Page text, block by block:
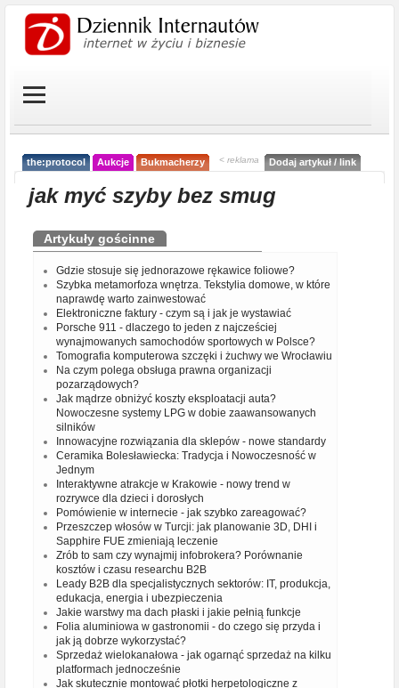
the:protocol Aukcje Bukmacherzy < reklama Dodaj artykuł / link
jak myć szyby bez smug
Artykuły gościnne
Gdzie stosuje się jednorazowe rękawice foliowe?
Szybka metamorfoza wnętrza. Tekstylia domowe, w które
naprawdę warto zainwestować
Elektroniczne faktury - czym są i jak je wystawiać
Porsche 911 - dlaczego to jeden z najcześciej
wynajmowanych samochodów sportowych w Polsce?
Tomografia komputerowa szczęki i żuchwy we Wrocławiu
Na czym polega obsługa prawna organizacji
pozarządowych?
Jak mądrze obniżyć koszty eksploatacji auta?
Nowoczesne systemy LPG w dobie zaawansowanych
silników
Innowacyjne rozwiązania dla sklepów - nowe standardy
Ceramika Bolesławiecka: Tradycja i Nowoczesność w
Jednym
Interaktywne atrakcje w Krakowie - nowy trend w
rozrywce dla dzieci i dorosłych
Pomówienie w internecie - jak szybko zareagować?
Przeszczep włosów w Turcji: jak planowanie 3D, DHI i
Sapphire FUE zmieniają leczenie
Zrób to sam czy wynajmij infobrokera? Porównanie
kosztów i czasu researchu B2B
Leady B2B dla specjalistycznych sektorów: IT, produkcja,
edukacja, energia i ubezpieczenia
Jakie warstwy ma dach płaski i jakie pełnią funkcje
Folia aluminiowa w gastronomii - do czego się przyda i
jak ją dobrze wykorzystać?
Sprzedaż wielokanałowa - jak ogarnąć sprzedaż na kilku
platformach jednocześnie
Jak skutecznie montować płotki herpetologiczne z